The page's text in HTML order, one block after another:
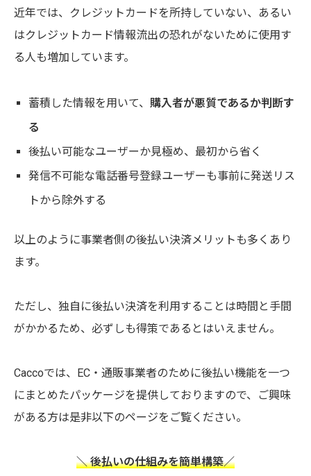
近年では、クレジットカードを所持していない、あるい
はクレジットカード情報流出の恐れがないために使用す
る人も増加しています。
蓄積した情報を用いて、 購入者が悪質であるか判断す
る
後払い可能なユーザーか見極め、最初から省く
発信不可能な電話番号登録ユーザーも事前に発送リス
トから除外する
以上のように事業者側の後払い決済メリットも多くあり
ます。
ただし、独自に後払い決済を利用することは時間と手間
がかかるため、必ずしも得策であるとはいえません。
Caccoでは、EC・通販事業者のために後払い機能を一つ
にまとめたパッケージを提供しておりますので、ご興味
がある方は是非以下のページをご覧ください。
＼ 後払いの仕組みを簡単構築／